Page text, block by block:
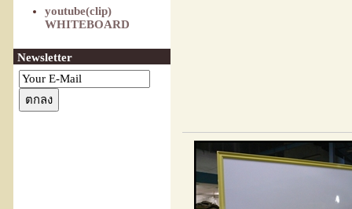
youtube(clip)
WHITEBOARD
Newsletter